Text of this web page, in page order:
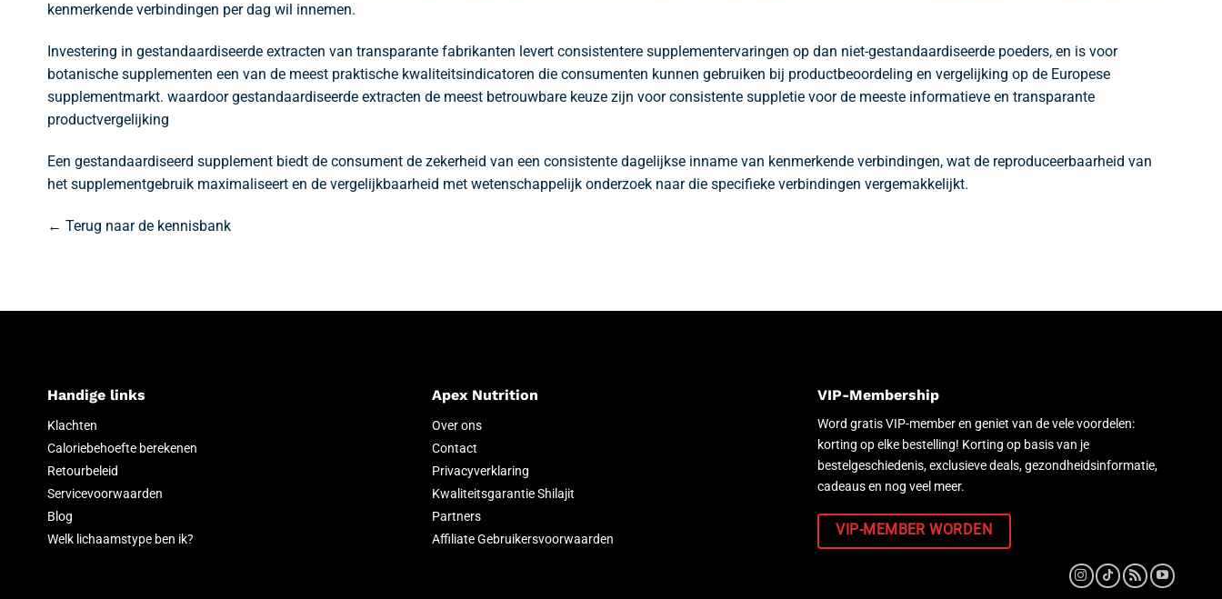
kenmerkende verbindingen per dag wil innemen.
Investering in gestandaardiseerde extracten van transparante fabrikanten levert consistentere supplementervaringen op dan niet-gestandaardiseerde poeders, en is voor
botanische supplementen een van de meest praktische kwaliteitsindicatoren die consumenten kunnen gebruiken bij productbeoordeling en vergelijking op de Europese
supplementmarkt. waardoor gestandaardiseerde extracten de meest betrouwbare keuze zijn voor consistente suppletie voor de meeste informatieve en transparante
productvergelijking
Een gestandaardiseerd supplement biedt de consument de zekerheid van een consistente dagelijkse inname van kenmerkende verbindingen, wat de reproduceerbaarheid van
het supplementgebruik maximaliseert en de vergelijkbaarheid met wetenschappelijk onderzoek naar die specifieke verbindingen vergemakkelijkt.
← Terug naar de kennisbank
Handige links
Klachten
Caloriebehoefte berekenen
Retourbeleid
Servicevoorwaarden
Blog
Welk lichaamstype ben ik?
Apex Nutrition
Over ons
Contact
Privacyverklaring
Kwaliteitsgarantie Shilajit
Partners
Affiliate Gebruikersvoorwaarden
VIP-Membership
Word gratis VIP-member en geniet van de vele voordelen:
korting op elke bestelling! Korting op basis van je
bestelgeschiedenis, exclusieve deals, gezondheidsinformatie,
cadeaus en nog veel meer.
VIP-MEMBER WORDEN